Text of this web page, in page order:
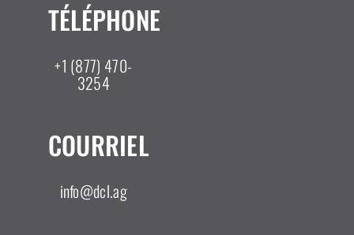
TÉLÉPHONE
+1 (877) 470-
3254
COURRIEL
info@dcl.ag